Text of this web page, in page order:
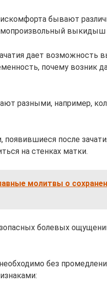
бывают
выкидыш
дает возможность
почему возник
разными, например,
появившиеся после
на стенках матки.
молитвы о
болевых
без